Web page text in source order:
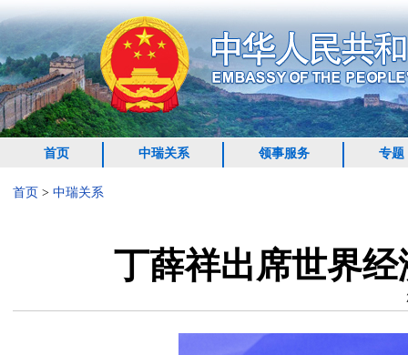
首页 中瑞关系 领事服务 专题
首页 > 中瑞关系
丁薛祥出席世界